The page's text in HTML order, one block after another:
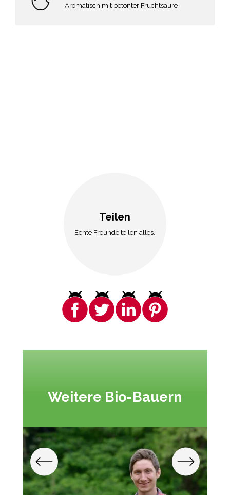
Aromatisch mit betonter Fruchtsäure
Teilen
Echte Freunde teilen alles.
Weitere Bio-Bauern